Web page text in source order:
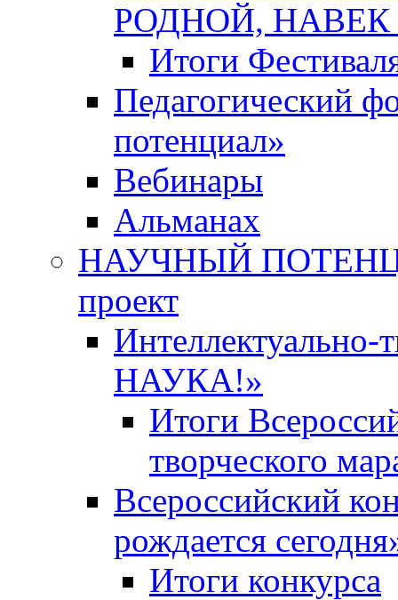
РОДНОЙ,
Итоги
Педагогический
потенциал»
Вебинары
Альманах
НАУЧНЫЙ
проект
НАУКА!»
Итоги
творческого
Всероссийский
рождается
Итоги конкурса